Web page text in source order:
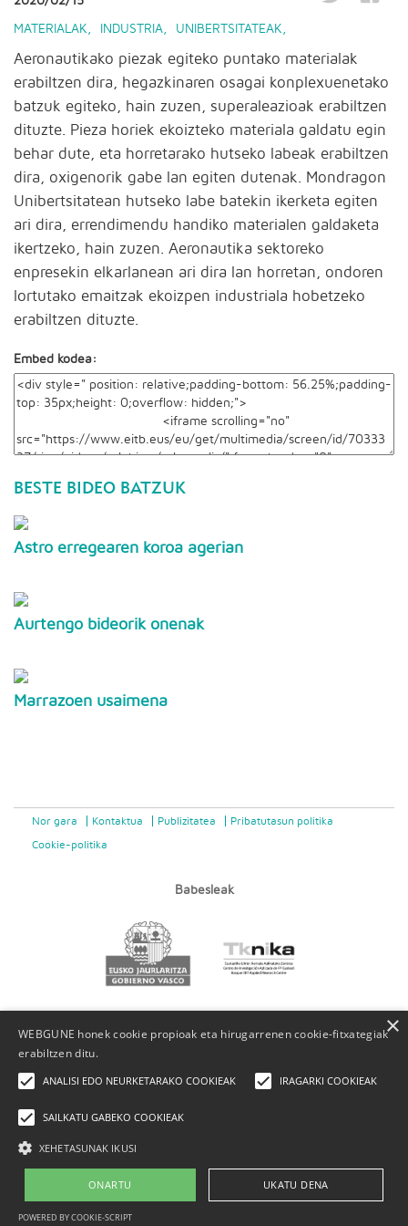
MATERIALAK INDUSTRIA UNIBERTSITATEAK
Aeronautikako piezak egiteko puntako materialak
erabiltzen dira, hegazkinaren osagai konplexuenetako
batzuk egiteko, hain zuzen, superaleazioak erabiltzen
dituzte. Pieza horiek ekoizteko materiala galdatu egin
behar dute, eta horretarako hutseko labeak erabiltzen
dira, oxigenorik gabe lan egiten dutenak. Mondragon
Unibertsitatean hutseko labe batekin ikerketa egiten
ari dira, errendimendu handiko materialen galdaketa
ikertzeko, hain zuzen. Aeronautika sektoreko
enpresekin elkarlanean ari dira lan horretan, ondoren
lortutako emaitzak ekoizpen industriala hobetzeko
erabiltzen dituzte.
Embed kodea:
BESTE BIDEO BATZUK
Astro erregearen koroa agerian
Aurtengo bideorik onenak
Marrazoen usaimena
Nor gara Kontaktua Publizitatea Pribatutasun politika
Cookie-politika
Babesleak
WEBGUNE honek cookie propioak eta hirugarrenen cookie-fitxategiak
erabiltzen ditu.
ANALISI EDO NEURKETARAKO COOKIEAK IRAGARKI COOKIEAK
SAILKATU GABEKO COOKIEAK
XEHETASUNAK IKUSI
ONARTU UKATU DENA
POWERED BY COOKIE-SCRIPT
×